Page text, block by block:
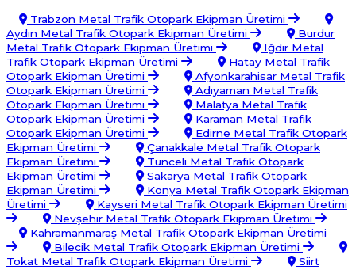
Trabzon Metal Trafik Otopark Ekipman Üretimi
Aydın Metal Trafik Otopark Ekipman Üretimi
Burdur
Metal Trafik Otopark Ekipman Üretimi
Iğdır Metal
Trafik Otopark Ekipman Üretimi
Hatay Metal Trafik
Otopark Ekipman Üretimi
Afyonkarahisar Metal Trafik
Otopark Ekipman Üretimi
Adıyaman Metal Trafik
Otopark Ekipman Üretimi
Malatya Metal Trafik
Otopark Ekipman Üretimi
Karaman Metal Trafik
Otopark Ekipman Üretimi
Edirne Metal Trafik Otopark
Ekipman Üretimi
Çanakkale Metal Trafik Otopark
Ekipman Üretimi
Tunceli Metal Trafik Otopark
Ekipman Üretimi
Sakarya Metal Trafik Otopark
Ekipman Üretimi
Konya Metal Trafik Otopark Ekipman
Üretimi
Kayseri Metal Trafik Otopark Ekipman Üretimi
Nevşehir Metal Trafik Otopark Ekipman Üretimi
Kahramanmaraş Metal Trafik Otopark Ekipman Üretimi
Bilecik Metal Trafik Otopark Ekipman Üretimi
Tokat Metal Trafik Otopark Ekipman Üretimi
Siirt